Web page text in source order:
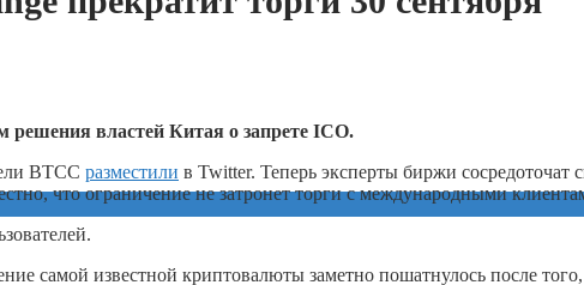
решения властей Китая о запрете ICO.
BTCC разместили в Twitter. Теперь эксперты биржи сосредоточат
что ограничение не затронет торги с международными
самой известной криптовалюты заметно пошатнулось после того,